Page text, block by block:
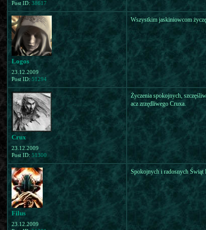
Post ID: 38617
Logos
23.12.2009
Post ID: 51294
Wszystkim jaskiniowcom
Crux
23.12.2009
Post ID: 51300
Życzenia spokojnych,
acz zrzędliwego Cruxa.
Filus
23.12.2009
Spokojnych i radosnych Świąt